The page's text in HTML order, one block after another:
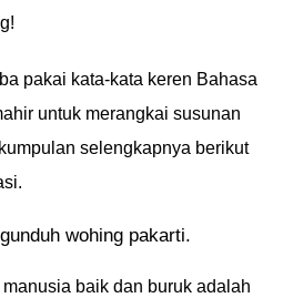
pakai kata-kata keren Bahasa
untuk merangkai susunan
selengkapnya berikut
wohing pakarti.
baik dan buruk adalah